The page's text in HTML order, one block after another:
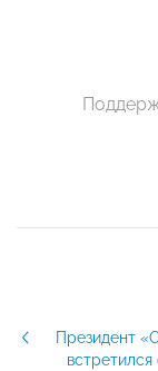
Президент